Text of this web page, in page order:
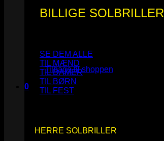
Ingen varer i kurven.
Tilbage til shoppen
0
Kurv
BILLIGE SOLBRILLER
SE DEM ALLE
TIL MÆND
TIL DAMER
TIL BØRN
TIL FEST
HERRE SOLBRILLER